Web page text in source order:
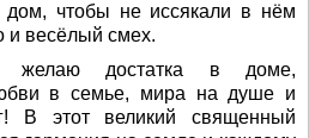
чтобы не иссякали в нём
и весёлый смех.
желаю достатка в доме,
в семье, мира на душе и
В этот великий священный